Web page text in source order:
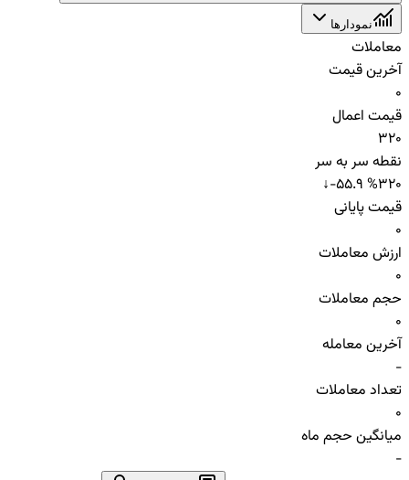
نمودارها
معاملات
آخرین قیمت
0
قیمت اعمال
320
نقطه سر به سر
320
↓-55.9 %
قیمت پایانی
0
ارزش معاملات
0
حجم معاملات
0
آخرین معامله
-
تعداد معاملات
0
میانگین حجم ماه
-